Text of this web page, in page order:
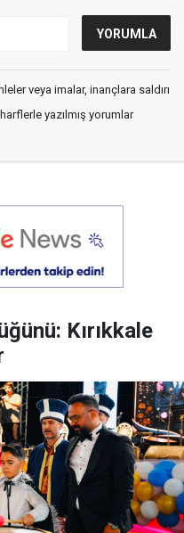
veya imalar, inançlara saldırı
yazılmış yorumlar
Kırıkkale